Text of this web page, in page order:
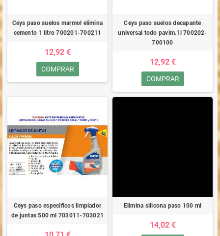
Ceys paso suelos marmol elimina
cemento 1 litro 700201-700211
12,92 €
COMPRAR
Ceys paso suelos decapante
universal todo pavim.1l 700202-
700100
12,92 €
COMPRAR
Ceys paso especificos limpiador
de juntas 500 ml 703011-703021
Elimina silicona paso 100 ml
14,02 €